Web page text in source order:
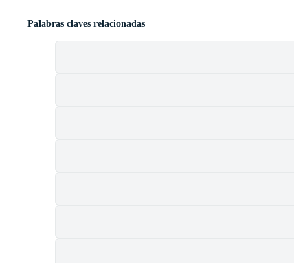
Palabras claves relacionadas